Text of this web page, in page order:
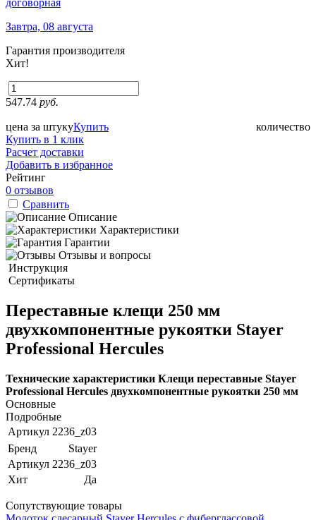
Завтра, 08 августа
Гарантия производителя
Хит!
547.74 руб.
цена за штуку количество
Купить
Купить в 1 клик
Расчет доставки
Добавить в избранное
Рейтинг
0 отзывов
Сравнить
Описание
Характеристики
Гарантии
Отзывы и вопросы
Инструкция
Сертификаты
Переставные клещи 250 мм
двухкомпонентные рукоятки Stayer
Professional Hercules
Технические характеристики Клещи переставные Stayer
Professional Hercules двухкомпонентные рукоятки 250 мм
Основные
Подробные
Артикул 2236_z03
Бренд
Stayer
Артикул 2236_z03
Хит
Да
Сопутствующие товары